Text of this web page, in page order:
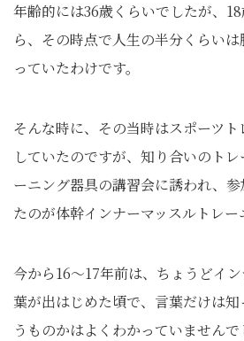
年齢的には36歳くらいでしたが、
ら、その時点で人生の半分くらい
っていたわけです。
そんな時に、その当時はスポーツ
していたのですが、知り合いのト
ーニング器具の講習会に誘われ、
たのが体幹インナーマッスルトレー
今から16～17年前は、ちょうどイ
葉が出はじめた頃で、言葉だけは
うものかはよくわかっていませんで